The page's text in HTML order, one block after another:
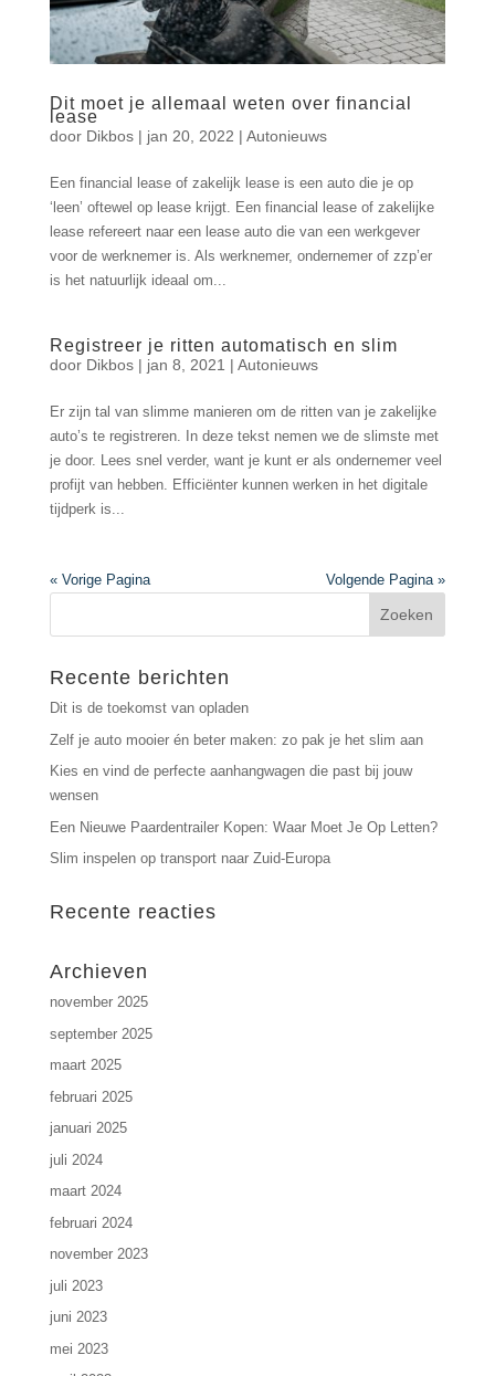
Dit moet je allemaal weten over financial
lease
door Dikbos| jan 20, 2022 | Autonieuws
Een financial lease of zakelijk lease is een auto die je op
‘leen’ oftewel op lease krijgt. Een financial lease of zakelijke
lease refereert naar een lease auto die van een werkgever
voor de werknemer is. Als werknemer, ondernemer of zzp’er
is het natuurlijk ideaal om...
Registreer je ritten automatisch en slim
door Dikbos| jan 8, 2021 | Autonieuws
Er zijn tal van slimme manieren om de ritten van je zakelijke
auto’s te registreren. In deze tekst nemen we de slimste met
je door. Lees snel verder, want je kunt er als ondernemer veel
profijt van hebben. Efficiënter kunnen werken in het digitale
tijdperk is...
« Vorige Pagina Volgende Pagina »
Recente berichten
Dit is de toekomst van opladen
Zelf je auto mooier én beter maken: zo pak je het slim aan
Kies en vind de perfecte aanhangwagen die past bij jouw
wensen
Een Nieuwe Paardentrailer Kopen: Waar Moet Je Op Letten?
Slim inspelen op transport naar Zuid-Europa
Recente reacties
Archieven
november 2025
september 2025
maart 2025
februari 2025
januari 2025
juli 2024
maart 2024
februari 2024
november 2023
juli 2023
juni 2023
mei 2023